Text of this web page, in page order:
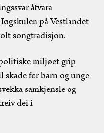
åtvara
på Vestlandet
songtradisjon.
miljøet grip
skade for barn og unge
samkjensle og
dei i